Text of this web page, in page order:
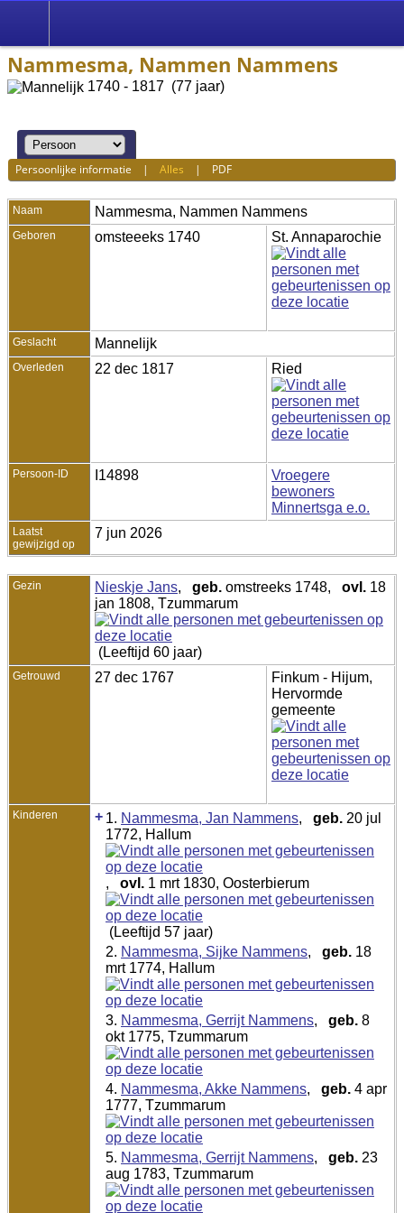
Nammesma, Nammen Nammens
1740 - 1817 (77 jaar)
Persoonlijke informatie |Alles | PDF
Naam Nammesma, Nammen Nammens
Geboren omsteeeks 1740 St. Annaparochie
Geslacht Mannelijk
Overleden 22 dec 1817 Ried
Persoon-ID I14898
Vroegere
bewoners
Minnertsga e.o.
Laatst
gewijzigd op
7 jun 2026
Gezin Nieskje Jans, geb. omstreeks 1748, ovl. 18
jan 1808, Tzummarum
(Leeftijd 60 jaar)
Getrouwd 27 dec 1767
Finkum - Hijum,
Hervormde
gemeente
Kinderen + 1. Nammesma, Jan Nammens, geb. 20 jul
1772, Hallum
, ovl. 1 mrt 1830, Oosterbierum
(Leeftijd 57 jaar)
2. Nammesma, Sijke Nammens, geb. 18
mrt 1774, Hallum
3. Nammesma, Gerrijt Nammens, geb. 8
okt 1775, Tzummarum
4. Nammesma, Akke Nammens, geb. 4 apr
1777, Tzummarum
5. Nammesma, Gerrijt Nammens, geb. 23
aug 1783, Tzummarum